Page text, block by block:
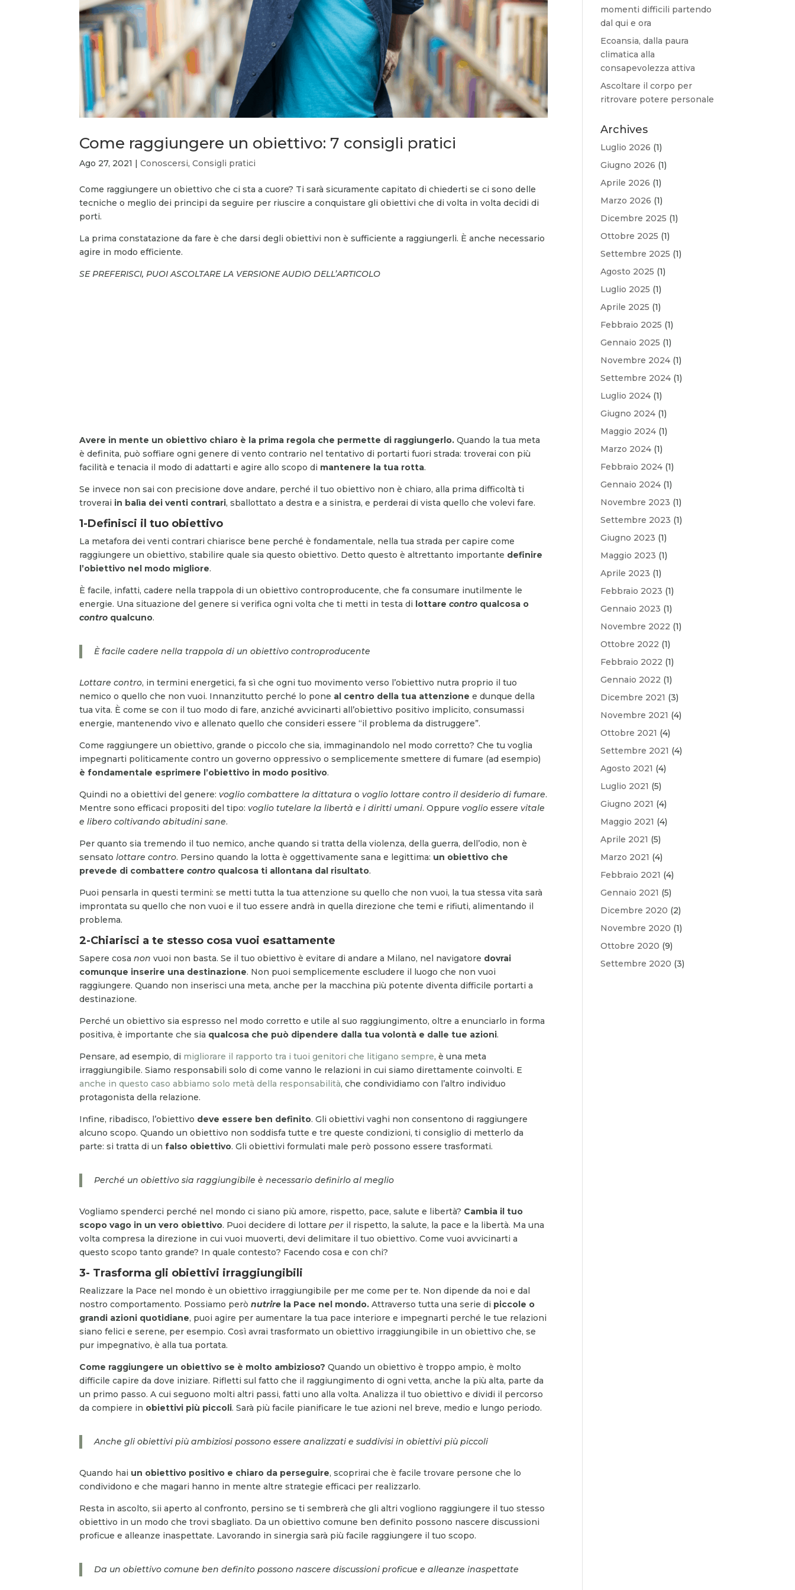
Come raggiungere un obiettivo: 7 consigli pratici
Ago 27, 2021 |Conoscersi,Consigli pratici
Come raggiungere un obiettivo che ci sta a cuore? Ti sarà sicuramente capitato di chiederti se ci sono delle
tecniche o meglio dei principi da seguire per riuscire a conquistare gli obiettivi che di volta in volta decidi di
porti.
La prima constatazione da fare è che darsi degli obiettivi non è sufficiente a raggiungerli. È anche necessario
agire in modo efficiente.
SE PREFERISCI, PUOI ASCOLTARE LA VERSIONE AUDIO DELL’ARTICOLO
Avere in mente un obiettivo chiaro è la prima regola che permette di raggiungerlo.Quando la tua meta
è definita, può soffiare ogni genere di vento contrario nel tentativo di portarti fuori strada: troverai con più
facilità e tenacia il modo di adattarti e agire allo scopo di mantenere la tua rotta.
Se invece non sai con precisione dove andare, perché il tuo obiettivo non è chiaro, alla prima difficoltà ti
troverai in balìa dei venti contrari, sballottato a destra e a sinistra, e perderai di vista quello che volevi fare.
1-Definisci il tuo obiettivo
La metafora dei venti contrari chiarisce bene perché è fondamentale, nella tua strada per capire come
raggiungere un obiettivo, stabilire quale sia questo obiettivo. Detto questo è altrettanto importante definire
l’obiettivo nel modo migliore.
È facile, infatti, cadere nella trappola di un obiettivo controproducente, che fa consumare inutilmente le
energie. Una situazione del genere si verifica ogni volta che ti metti in testa di lottarecontro qualcosa o
contro qualcuno.
È facile cadere nella trappola di un obiettivo controproducente
Lottare contro, in termini energetici, fa sì che ogni tuo movimento verso l’obiettivo nutra proprio il tuo
nemico o quello che non vuoi. Innanzitutto perché lo pone al centro della tua attenzione e dunque della
tua vita. È come se con il tuo modo di fare, anziché avvicinarti all’obiettivo positivo implicito, consumassi
energie, mantenendo vivo e allenato quello che consideri essere “il problema da distruggere”.
Come raggiungere un obiettivo, grande o piccolo che sia, immaginandolo nel modo corretto? Che tu voglia
impegnarti politicamente contro un governo oppressivo o semplicemente smettere di fumare (ad esempio)
è fondamentale esprimere l’obiettivo in modo positivo.
Quindi no a obiettivi del genere:vogliocombattere la dittatura ovoglio lottare contro il desiderio di fumare.
Mentre sono efficaci propositi del tipo:voglio tutelare la libertà e i diritti umani. Oppurevoglio essere vitale
e libero coltivando abitudini sane.
Per quanto sia tremendo il tuo nemico, anche quando si tratta della violenza, della guerra, dell’odio, non è
sensatolottare contro. Persino quando la lotta è oggettivamente sana e legittima: un obiettivo che
prevede di combatterecontro qualcosa ti allontana dal risultato.
Puoi pensarla in questi termini: se metti tutta la tua attenzione su quello che non vuoi, la tua stessa vita sarà
improntata su quello che non vuoi e il tuo essere andrà in quella direzione che temi e rifiuti, alimentando il
problema.
2-Chiarisci a te stesso cosa vuoi esattamente
Sapere cosanon vuoi non basta. Se il tuo obiettivo è evitare di andare a Milano, nel navigatore dovrai
comunque inserire una destinazione. Non puoi semplicemente escludere il luogo che non vuoi
raggiungere. Quando non inserisci una meta, anche per la macchina più potente diventa difficile portarti a
destinazione.
Perché un obiettivo sia espresso nel modo corretto e utile al suo raggiungimento, oltre a enunciarlo in forma
positiva, è importante che sia qualcosa che può dipendere dalla tua volontà e dalle tue azioni.
Pensare, ad esempio, di migliorare il rapporto tra i tuoi genitori che litigano sempre, è una meta
irraggiungibile. Siamo responsabili solo di come vanno le relazioni in cui siamo direttamente coinvolti. E
anche in questo caso abbiamo solo metà della responsabilità, che condividiamo con l’altro individuo
protagonista della relazione.
Infine, ribadisco, l’obiettivo deve essere ben definito. Gli obiettivi vaghi non consentono di raggiungere
alcuno scopo. Quando un obiettivo non soddisfa tutte e tre queste condizioni, ti consiglio di metterlo da
parte: si tratta di unfalso obiettivo. Gli obiettivi formulati male però possono essere trasformati.
Perché un obiettivo sia raggiungibile è necessario definirlo al meglio
Vogliamo spenderci perché nel mondo ci siano più amore, rispetto, pace, salute e libertà? Cambia il tuo
scopo vago in un vero obiettivo. Puoi decidere di lottareper il rispetto, la salute, la pace e la libertà. Ma una
volta compresa la direzione in cui vuoi muoverti, devi delimitare il tuo obiettivo. Come vuoi avvicinarti a
questo scopo tanto grande? In quale contesto? Facendo cosa e con chi?
3- Trasforma gli obiettivi irraggiungibili
Realizzare la Pace nel mondo è un obiettivo irraggiungibile per me come per te. Non dipende da noi e dal
nostro comportamento. Possiamo perònutrire la Pace nel mondo. Attraverso tutta una serie di piccole o
grandi azioni quotidiane, puoi agire per aumentare la tua pace interiore e impegnarti perché le tue relazioni
siano felici e serene, per esempio. Così avrai trasformato un obiettivo irraggiungibile in un obiettivo che, se
pur impegnativo, è alla tua portata.
Come raggiungere un obiettivo se è molto ambizioso? Quando un obiettivo è troppo ampio, è molto
difficile capire da dove iniziare. Rifletti sul fatto che il raggiungimento di ogni vetta, anche la più alta, parte da
un primo passo. A cui seguono molti altri passi, fatti uno alla volta. Analizza il tuo obiettivo e dividi il percorso
da compiere in obiettivi più piccoli. Sarà più facile pianificare le tue azioni nel breve, medio e lungo periodo.
Anche gli obiettivi più ambiziosi possono essere analizzati e suddivisi in obiettivi più piccoli
Quando hai un obiettivo positivo e chiaro da perseguire, scoprirai che è facile trovare persone che lo
condividono e che magari hanno in mente altre strategie efficaci per realizzarlo.
Resta in ascolto, sii aperto al confronto, persino se ti sembrerà che gli altri vogliono raggiungere il tuo stesso
obiettivo in un modo che trovi sbagliato. Da un obiettivo comune ben definito possono nascere discussioni
proficue e alleanze inaspettate. Lavorando in sinergia sarà più facile raggiungere il tuo scopo.
Da un obiettivo comune ben definito possono nascere discussioni proficue e alleanze inaspettate
momenti difficili partendo
dal qui e ora
Ecoansia, dalla paura
climatica alla
consapevolezza attiva
Ascoltare il corpo per
ritrovare potere personale
Archives
Luglio 2026 (1)
Giugno 2026 (1)
Aprile 2026 (1)
Marzo 2026 (1)
Dicembre 2025 (1)
Ottobre 2025 (1)
Settembre 2025 (1)
Agosto 2025 (1)
Luglio 2025 (1)
Aprile 2025 (1)
Febbraio 2025 (1)
Gennaio 2025 (1)
Novembre 2024 (1)
Settembre 2024 (1)
Luglio 2024 (1)
Giugno 2024 (1)
Maggio 2024 (1)
Marzo 2024 (1)
Febbraio 2024 (1)
Gennaio 2024 (1)
Novembre 2023 (1)
Settembre 2023 (1)
Giugno 2023 (1)
Maggio 2023 (1)
Aprile 2023 (1)
Febbraio 2023 (1)
Gennaio 2023 (1)
Novembre 2022 (1)
Ottobre 2022 (1)
Febbraio 2022 (1)
Gennaio 2022 (1)
Dicembre 2021 (3)
Novembre 2021 (4)
Ottobre 2021 (4)
Settembre 2021 (4)
Agosto 2021 (4)
Luglio 2021 (5)
Giugno 2021 (4)
Maggio 2021 (4)
Aprile 2021 (5)
Marzo 2021 (4)
Febbraio 2021 (4)
Gennaio 2021 (5)
Dicembre 2020 (2)
Novembre 2020 (1)
Ottobre 2020 (9)
Settembre 2020 (3)